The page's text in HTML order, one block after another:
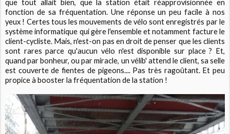
que tout allait bien, que la station était réapprovisionnée en
fonction de sa fréquentation. Une réponse un peu facile à nos
yeux ! Certes tous les mouvements de vélo sont enregistrés par le
système informatique qui gère l'ensemble et notamment facture le
client-cycliste. Mais, n'est-on pas en droit de penser que les clients
sont rares parce qu'aucun vélo n'est disponible sur place ? Et,
quand par bonheur, ou par miracle, un vélib' attend le client, sa selle
est couverte de fientes de pigeons.... Pas très ragoûtant. Et peu
propice à booster la fréquentation de la station !